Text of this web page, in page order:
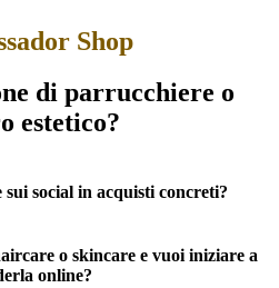
Shop
di parrucchiere o
estetico?
social in acquisti concreti?
o skincare e vuoi iniziare a
online?